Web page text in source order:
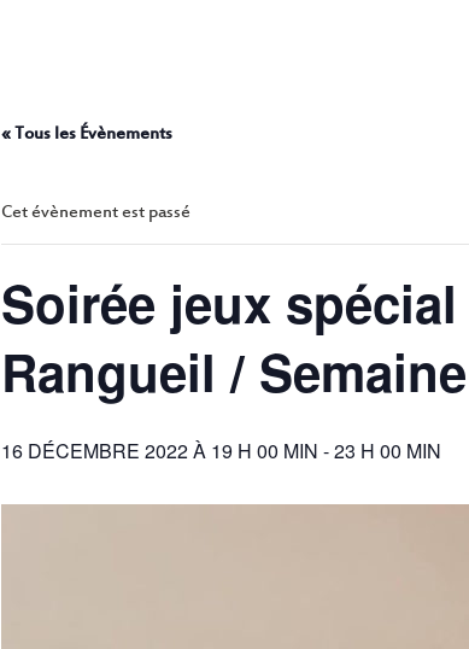
« Tous les Évènements
Cet évènement est passé
Soirée jeux
Rangueil /
16 DÉCEMBRE 2022 À 19 H 00 MIN -23 H 00 MIN